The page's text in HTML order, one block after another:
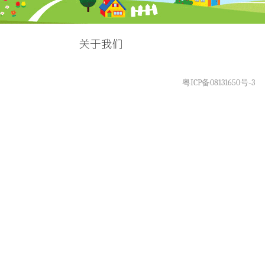
粤ICP备08131650号-3